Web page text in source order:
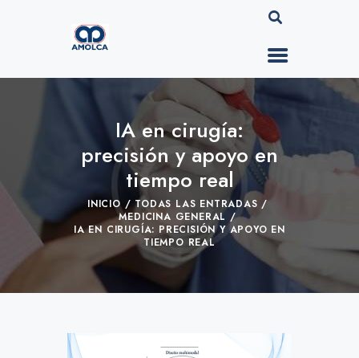
IA en cirugía:
precisión y apoyo en
tiempo real
INICIO
TODAS LAS ENTRADAS
MEDICINA GENERAL
IA EN CIRUGÍA: PRECISIÓN Y APOYO EN
TIEMPO REAL